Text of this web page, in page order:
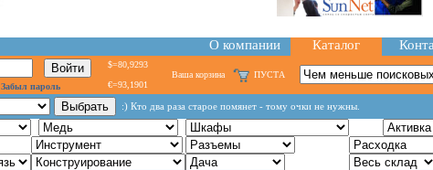
О компании Каталог
Забыл пароль
$=80,9293
€=93,1901
Ваша корзина ПУСТА
:) Кто два раза старое помянет - тому очки не нужны.